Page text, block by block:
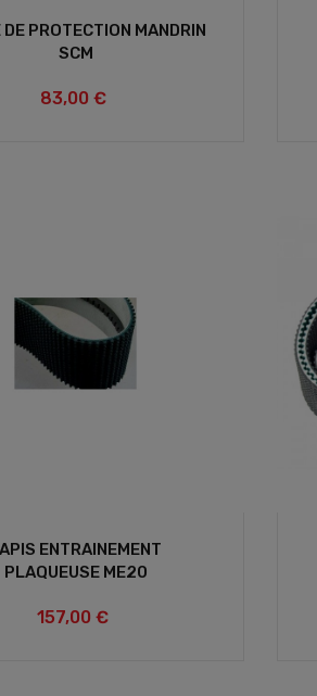
DE PROTECTION MANDRIN
SCM
83,00 €
ENTRAINEMENT
PLAQUEUSE ME20
157,00 €